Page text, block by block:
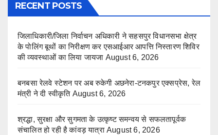
RECENT POSTS
जिलाधिकारी/जिला निर्वाचन अधिकारी ने सहसपुर विधानसभा क्षेत्र
के पोलिंग बूथों का निरीक्षण कर एसआईआर आपत्ति निस्तारण शिविर
की व्यवस्थाओं का लिया जायजा August 6, 2026
बनबसा रेलवे स्टेशन पर अब रुकेगी अछनेरा-टनकपुर एक्सप्रेस, रेल
मंत्री ने दी स्वीकृति August 6, 2026
श्रद्धा, सुरक्षा और सुगमता के उत्कृष्ट समन्वय से सफलतापूर्वक
संचालित हो रही है कांवड़ यात्रा August 6, 2026